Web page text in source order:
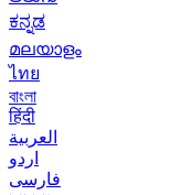
ಕನ್ನಡ
മലയാളം
ไทย
বাংলা
हिंदी
العربية
اردو
فارسی